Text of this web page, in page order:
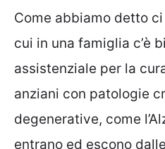
Come abbiamo detto
cui in una famiglia c’è
assistenziale per la
anziani con patologie
degenerative, come
entrano ed escono